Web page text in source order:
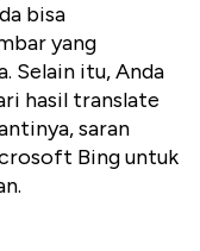
bisa
yang
Selain itu, Anda
hasil translate
saran
Bing untuk